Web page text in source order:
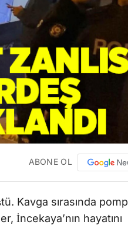
ABONE OL
Kavga sırasında
İncekaya’nın hayatını